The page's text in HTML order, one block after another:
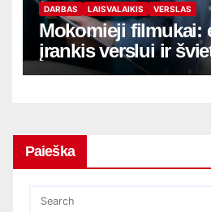
DARBAS LAISVALAIKIS VERSLAS
Mokomieji filmukai:
įrankis verslui ir
Paieška